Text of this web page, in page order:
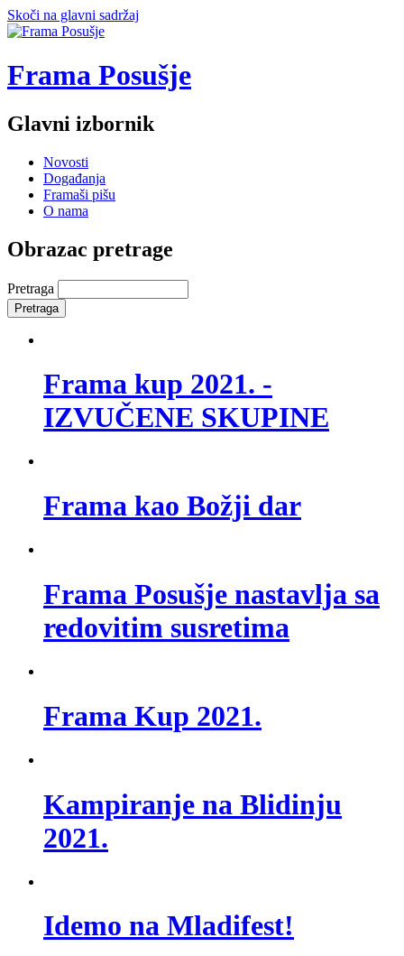
Skoči na glavni sadržaj
Frama Posušje
Glavni izbornik
Novosti
Događanja
Framaši pišu
O nama
Obrazac pretrage
Pretraga
Frama kup 2021. -
IZVUČENE SKUPINE
Frama kao Božji dar
Frama Posušje nastavlja sa
redovitim susretima
Frama Kup 2021.
Kampiranje na Blidinju
2021.
Idemo na Mladifest!